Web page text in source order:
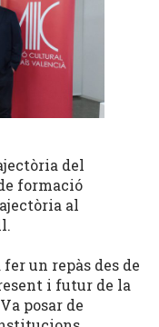
del
formació
al
un repàs des de
i futur de la
posar de